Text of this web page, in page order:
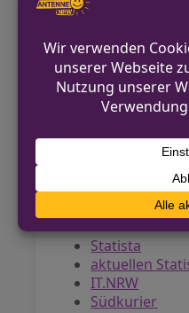
Im Vergleich zu
weist NRW mit
absoluten Zahlen
mit der hohen
Statista
aktuellen
IT.NRW
Südkurier